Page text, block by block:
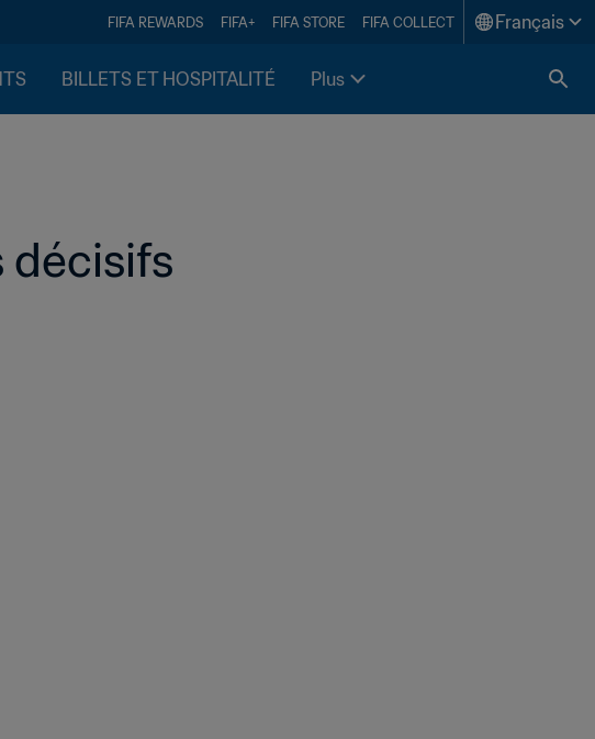
FIFA REWARDS FIFA+ FIFA STORE FIFA COLLECT Français
BILLETS ET HOSPITALITÉ Plus
décisifs